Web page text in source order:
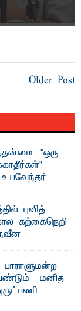
Older Post
"ஒரு
–
என்னால்
மாணவரும் ...
புவித்
கற்கைநெறி
கலாசார
பாராளுமன்ற
– மனித